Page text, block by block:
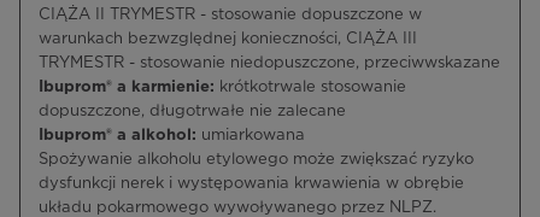
CIĄŻA II TRYMESTR - stosowanie dopuszczone w
warunkach bezwzględnej konieczności, CIĄŻA III
TRYMESTR - stosowanie niedopuszczone, przeciwwskazane
Ibuprom® a karmienie: krótkotrwale stosowanie
dopuszczone, długotrwałe nie zalecane
Ibuprom® a alkohol: umiarkowana
Spożywanie alkoholu etylowego może zwiększać ryzyko
dysfunkcji nerek i występowania krwawienia w obrębie
układu pokarmowego wywoływanego przez NLPZ.